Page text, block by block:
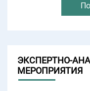
ЭКСПЕРТНО-
МЕРОПРИЯТИЯ